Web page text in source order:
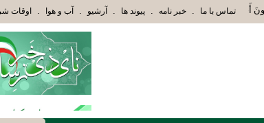
أَحْسَنَهُ أُوْلَئِكَ الَّذِينَ هَدَاهُمُ اللَّهُ وَأُوْلَئِكَ هُمْ أُوْلُوا الْأَلْبَابِ» عاقلان
تماس با ما . خبر نامه . پیوند ها . آرشیو . آب و هوا . اوقات